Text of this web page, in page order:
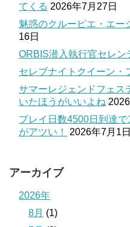
てくる 2026年7月27日
魅惑のクルーピエ・エー
16日
ORBIS潜入執行官セレン
セレブナイトクイーン・
サマーレジェンドフェス
いたほうがいいよね
プレイ日数4500日到達
がアツい！
2026年7月1日
アーカイブ
2026年
8月 (1)